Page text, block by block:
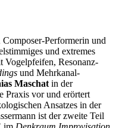
Performerin und
und extremes
Vogelpfeifen, Resonanz-
und Mehrkanal-
Maschat in der
Praxis vor und erörtert
Ansatzes in der
ist der zweite Teil